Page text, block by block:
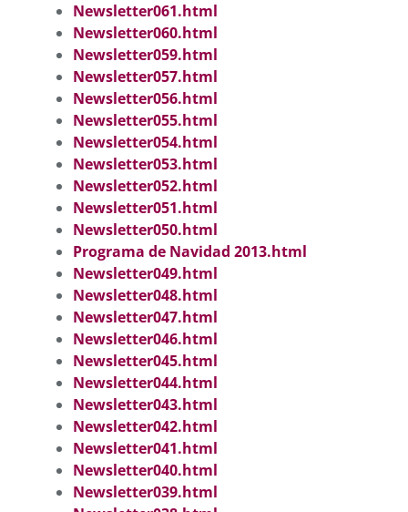
Newsletter061.html
Newsletter060.html
Newsletter059.html
Newsletter057.html
Newsletter056.html
Newsletter055.html
Newsletter054.html
Newsletter053.html
Newsletter052.html
Newsletter051.html
Newsletter050.html
Programa de Navidad 2013.html
Newsletter049.html
Newsletter048.html
Newsletter047.html
Newsletter046.html
Newsletter045.html
Newsletter044.html
Newsletter043.html
Newsletter042.html
Newsletter041.html
Newsletter040.html
Newsletter039.html